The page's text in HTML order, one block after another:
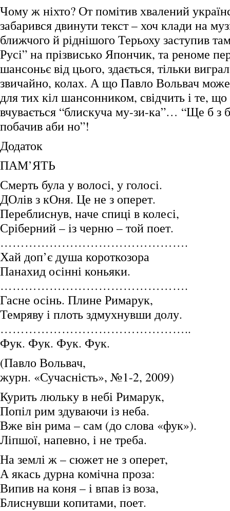
Чому ж ніхто? От помітив хвалений
забарився двинути текст – хоч клади на
ближчого й ріднішого Терьоху заступив
Русі” на прізвисько Япончик, та реноме
шансоньє від цього, здається, тільки
звичайно, колах. А що Павло Вольвач
для тих кіл шансонником, свідчить і те,
вчувається “блискуча му-зи-ка”… “Ще б з
побачив аби но”!
Додаток
ПАМ’ЯТЬ
Смерть була у волосі, у голосі.
ДОлів з кОня. Це не з оперет.
Переблиснув, наче спиці в колесі,
Сріберний – із черню – той поет.
……………………………………….
Хай доп’є душа короткозора
Панахид осінні коньяки.
……………………………………….
Гасне осінь. Плине Римарук,
Темряву і плоть здмухнувши долу.
………………………………………..
Фук. Фук. Фук. Фук.
(Павло Вольвач,
журн. «Сучасність», №1-2, 2009)
Курить люльку в небі Римарук,
Попіл рим здуваючи із неба.
Вже він рима – сам (до слова «фук»).
Ліпшої, напевно, і не треба.
На землі ж – сюжет не з оперет,
А якась дурна комічна проза:
Випив на коня – і впав із воза,
Блиснувши копитами, поет.